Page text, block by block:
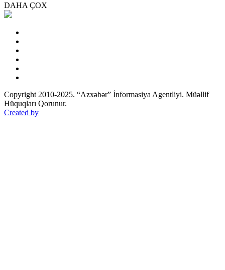
DAHA ÇOX
Copyright 2010-2025. “Azxəbər” İnformasiya Agentliyi. Müəllif
Hüquqları Qorunur.
Created by